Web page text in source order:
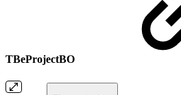
TBeProjectBO